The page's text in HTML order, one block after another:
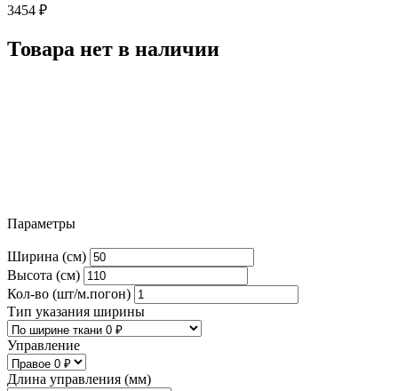
3454 ₽
Товара нет в наличии
Параметры
Ширина (см)
Высота (см)
Кол-во (шт/м.погон)
Тип указания ширины
Управление
Длина управления (мм)